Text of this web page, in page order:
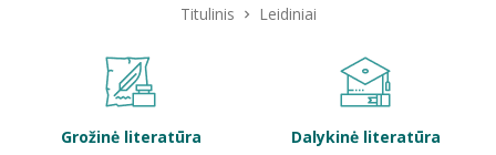
Titulinis Leidiniai
Grožinė literatūra Dalykinė literatūra